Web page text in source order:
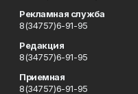
Рекламная служба
8(34757)6-91-95
Редакция
8(34757)6-91-95
Приемная
8(34757)6-91-95